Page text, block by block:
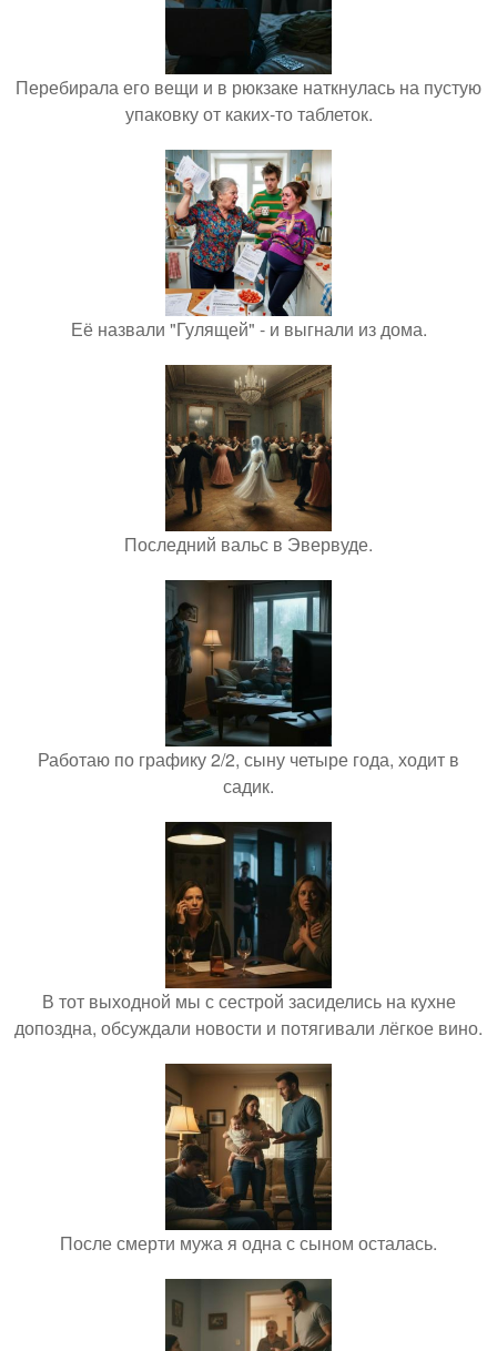
Перебирала его вещи и в рюкзаке наткнулась на пустую
упаковку от каких-то таблеток.
Её назвали "Гулящей" - и выгнали из дома.
Последний вальс в Эвервуде.
Работаю по графику 2/2, сыну четыре года, ходит в
садик.
В тот выходной мы с сестрой засиделись на кухне
допоздна, обсуждали новости и потягивали лёгкое вино.
После смерти мужа я одна с сыном осталась.